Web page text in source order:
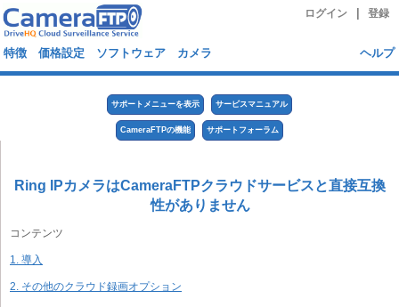
ログイン 登録
特徴 価格設定 ソフトウェア カメラ ヘルプ
サポートメニューを表示 サービスマニュアル
CameraFTPの機能 サポートフォーラム
Ring IPカメラはCameraFTPクラウドサービスと直接互換
性がありません
コンテンツ
1. 導入
2. その他のクラウド録画オプション